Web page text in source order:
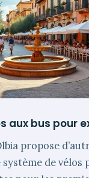
aux bus pour
propose
de vélos